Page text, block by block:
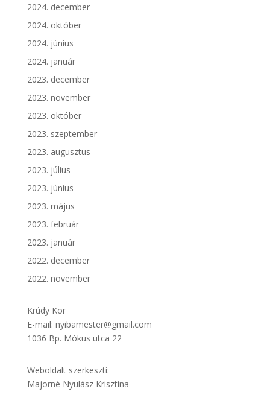
2024. december
2024. október
2024. június
2024. január
2023. december
2023. november
2023. október
2023. szeptember
2023. augusztus
2023. július
2023. június
2023. május
2023. február
2023. január
2022. december
2022. november
Krúdy Kör
E-mail: nyibamester@gmail.com
1036 Bp. Mókus utca 22
Weboldalt szerkeszti:
Majorné Nyulász Krisztina